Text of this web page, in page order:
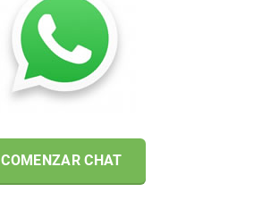
COMENZAR CHAT